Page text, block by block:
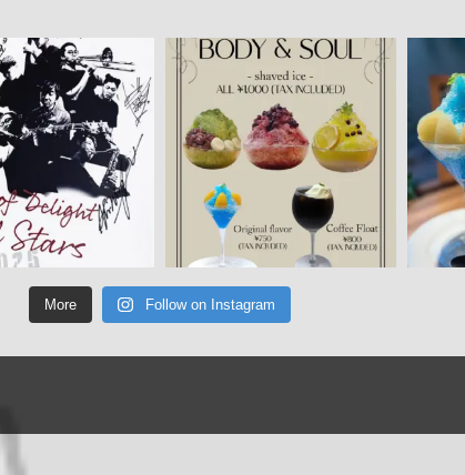
More Follow on Instagram